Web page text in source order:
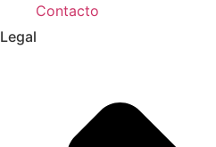
Contacto
Legal